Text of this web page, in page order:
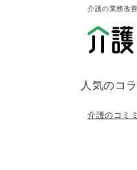
介護の業務改
人気のコ
介護のコミ